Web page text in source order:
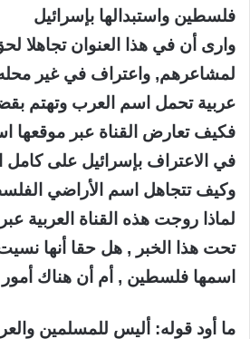
فلسطين واستبدالها بإسرائيل
وارى أن في هذا العنوان تجاهلا
لمشاعرهم, واعتراف في غير
عربية تحمل اسم العرب وتهتم
فكيف تعارض القناة عبر موقعها
في الاعتراف بإسرائيل على كامل
وكيف تتجاهل اسم الأراضي
لماذا روجت هذه القناة العربية
تحت هذا الخبر , هل حقا أنها
اسمها فلسطين , أم أن هناك أمور
ما أود قوله: أليس للمسلمين